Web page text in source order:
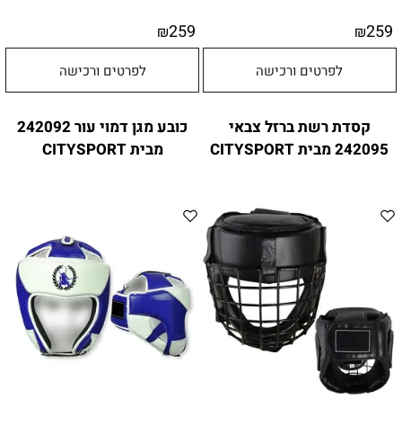
₪259
לפרטים ורכישה
₪259
לפרטים ורכישה
קסדת רשת ברזל צבאי
242095 מבית CITYSPORT
כובע מגן דמוי עור 242092
מבית CITYSPORT